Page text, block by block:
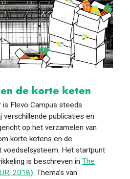
de korte keten
Flevo Campus steeds
publicaties en
op het verzamelen van
korte ketens en de
voedselsysteem. Het startpunt
is beschreven in The
2018). Thema’s van